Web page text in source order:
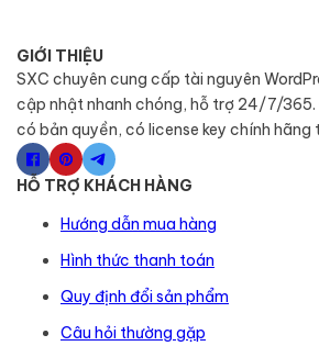
GIỚI THIỆU
SXC chuyên cung cấp tài nguyên
cập nhật nhanh chóng, hỗ trợ 24/7/365.
có bản quyền, có license key chính hãng
HỖ TRỢ KHÁCH HÀNG
Hướng dẫn mua hàng
Hình thức thanh toán
Quy định đổi sản phẩm
Câu hỏi thường gặp